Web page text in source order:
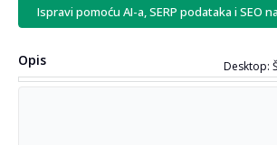
Ispravi pomoću AI-a, SERP podataka i SEO
Opis Desktop: